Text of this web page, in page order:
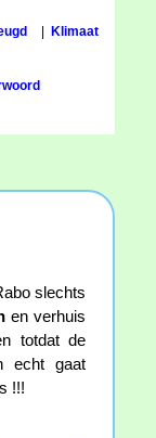
Klimaat
slechts
en verhuis
totdat de
echt gaat
!!!